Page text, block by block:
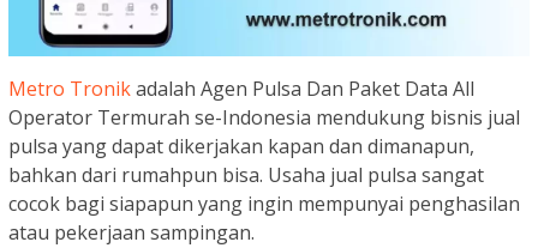
Metro Tronikadalah Agen Pulsa Dan Paket Data All
Operator Termurah se-Indonesia mendukung bisnis jual
pulsa yang dapat dikerjakan kapan dan dimanapun,
bahkan dari rumahpun bisa. Usaha jual pulsa sangat
cocok bagi siapapun yang ingin mempunyai penghasilan
atau pekerjaan sampingan.